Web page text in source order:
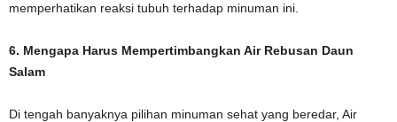
memperhatikan reaksi tubuh terhadap minuman ini.
6. Mengapa Harus Mempertimbangkan Air Rebusan Daun
Salam
Di tengah banyaknya pilihan minuman sehat yang beredar, Air